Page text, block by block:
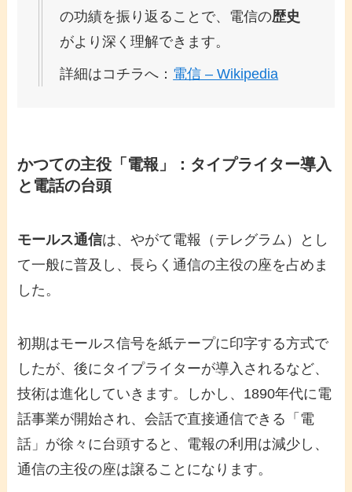
の功績を振り返ることで、電信の歴史
がより深く理解できます。
詳細はコチラへ： 電信 – Wikipedia
かつての主役「電報」：タイプライター導入
と電話の台頭
モールス通信は、やがて電報（テレグラム）とし
て一般に普及し、長らく通信の主役の座を占めま
した。
初期はモールス信号を紙テープに印字する方式で
したが、後にタイプライターが導入されるなど、
技術は進化していきます。しかし、1890年代に電
話事業が開始され、会話で直接通信できる「電
話」が徐々に台頭すると、電報の利用は減少し、
通信の主役の座は譲ることになります。